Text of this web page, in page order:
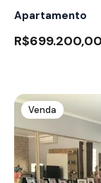
Apartamento
R$699.200,00
Venda